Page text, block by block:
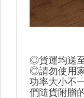
◎貨運均送
◎請勿使用
功率大小不
們隨貨附贈